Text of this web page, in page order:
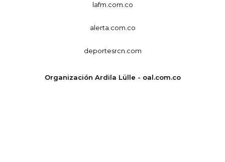
lafm.com.co
alerta.com.co
deportesrcn.com
Organización Ardila Lülle - oal.com.co